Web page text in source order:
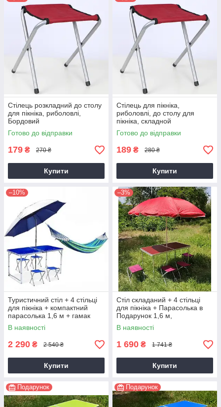
Стілець розкладний до столу
для пікніка, риболовлі,
Бордовий
Готово до відправки
179 ₴ 270 ₴
Купити
Стілець для пікніка,
риболовлі, до столу для
пікніка, складной
Готово до відправки
189 ₴ 280 ₴
Купити
–10%
Туристичний стіл + 4 стільці
для пікніка + компактний
парасолька 1,6 м + гамак
(80*190)
В наявності
2 290 ₴ 2 540 ₴
Купити
–3%
Стіл складаний + 4 стільці
для пікніка + Парасолька в
Подарунок 1,6 м,
туристичний столик.
В наявності
1 690 ₴ 1 741 ₴
Купити
Подарунок Подарунок